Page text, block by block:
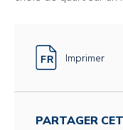
Imprimer
PARTAGER